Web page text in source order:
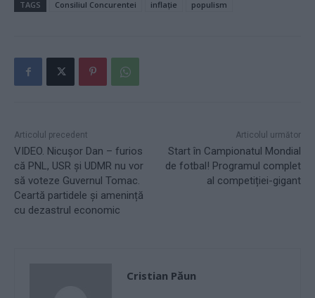
TAGS Consiliul Concurentei inflație populism
Articolul precedent
VIDEO. Nicușor Dan – furios
că PNL, USR și UDMR nu vor
să voteze Guvernul Tomac.
Ceartă partidele și amenință
cu dezastrul economic
Articolul următor
Start în Campionatul Mondial
de fotbal! Programul complet
al competiției-gigant
Cristian Păun